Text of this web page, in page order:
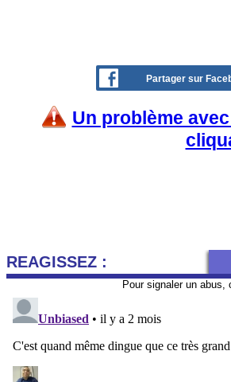
Partager sur
Un problème
REAGISSEZ :
Pour signaler un abus,